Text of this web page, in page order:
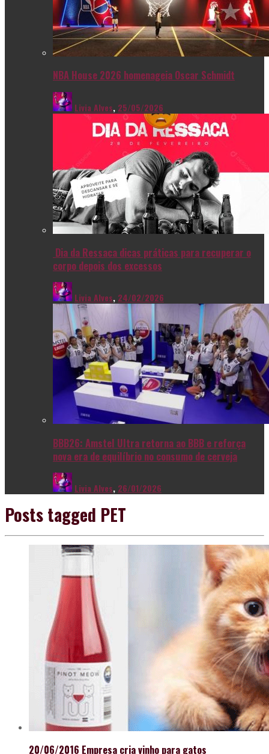
NBA House 2026 homenageia Oscar Schmidt
Livia Alves, 25/05/2026
Dia da Ressaca dicas práticas para recuperar o
corpo depois dos excessos
Livia Alves, 24/02/2026
BBB26: Amstel Ultra retorna ao BBB e reforça
nova era de equilíbrio no consumo de cerveja
Livia Alves, 26/01/2026
Posts tagged PET
20/06/2016 Empresa cria vinho para gatos